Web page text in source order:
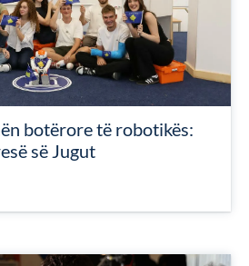
botërore të robotikës:
së Jugut